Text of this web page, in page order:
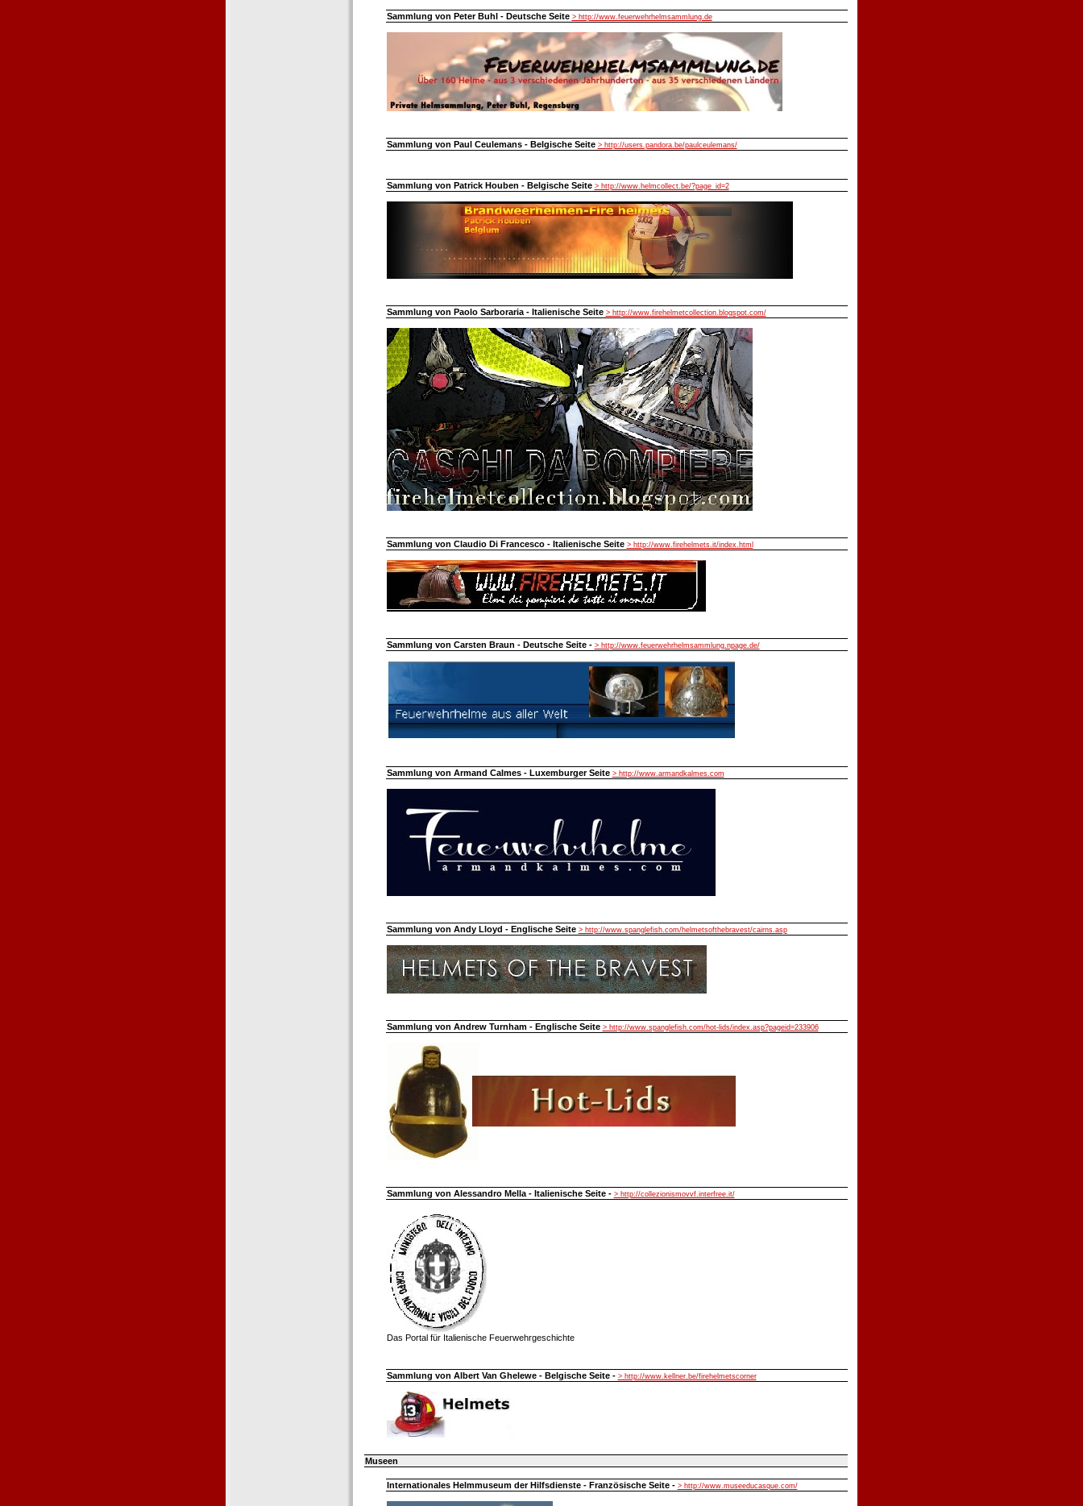
Sammlung von Peter Buhl - Deutsche Seite > http://www.feuerwehrhelmsammlung.de
Sammlung von Paul Ceulemans - Belgische Seite > http://users.pandora.be/paulceulemans/
Sammlung von Patrick Houben - Belgische Seite > http://www.helmcollect.be/?page_id=2
Sammlung von Paolo Sarboraria - Italienische Seite > http://www.firehelmetcollection.blogspot.com/
Sammlung von Claudio Di Francesco - Italienische Seite > http://www.firehelmets.it/index.html
Sammlung von Carsten Braun - Deutsche Seite - > http://www.feuerwehrhelmsammlung.npage.de/
Sammlung von Armand Calmes - Luxemburger Seite > http://www.armandkalmes.com
Sammlung von Andy Lloyd - Englische Seite > http://www.spanglefish.com/helmetsofthebravest/cairns.asp
Sammlung von Andrew Turnham - Englische Seite > http://www.spanglefish.com/hot-lids/index.asp?pageid=233906
Sammlung von Alessandro Mella - Italienische Seite - > http://collezionismovvf.interfree.it/
Das Portal für Italienische Feuerwehrgeschichte
Sammlung von Albert Van Ghelewe - Belgische Seite - > http://www.kellner.be/firehelmetscorner
Museen
Internationales Helmmuseum der Hilfsdienste - Französische Seite - > http://www.museeducasque.com/